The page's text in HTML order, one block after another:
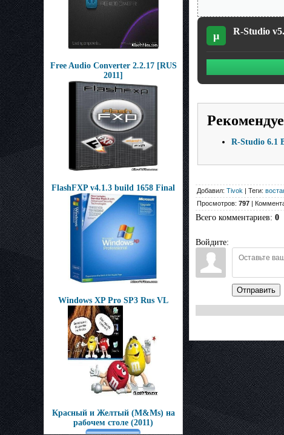
Free Audio Converter 2.2.17 [RUS
2011]
FlashFXP v4.1.3 build 1658 Final
Windows XP Pro SP3 Rus VL
Красный и Желтый (M&Ms) на
рабочем столе (2011)
µ R-Studio
R-Studio 6.1
Добавил: Tivok | Теги:
Просмотров: 797 |
Всего комментариев: 0
Войдите:
Отправить